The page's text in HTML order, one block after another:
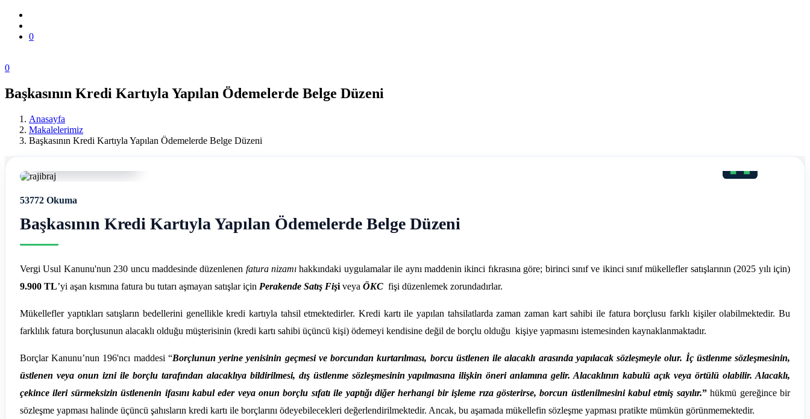
0
0
Zonguldak
Ereğli
Mali
Müşavir
Ferdi
Asım
Hellaç
Başkasının Kredi Kartıyla Yapılan Ödemelerde Belge Düzeni
Anasayfa
Makalelerimiz
Başkasının Kredi Kartıyla Yapılan Ödemelerde Belge Düzeni
53772 Okuma
Başkasının Kredi Kartıyla Yapılan Ödemelerde Belge Düzeni
Vergi Usul Kanunu'nun 230 uncu maddesinde düzenlenen fatura nizamı hakkındaki uygulamalar ile aynı maddenin ikinci fıkrasına göre; birinci sınıf ve ikinci sınıf mükellefler satışlarının (2025 yılı için)
9.900 TL’yi aşan kısmına fatura bu tutarı aşmayan satışlar için Perakende Satış Fişi veya ÖKC fişi düzenlemek zorundadırlar.
Mükellefler yaptıkları satışların bedellerini genellikle kredi kartıyla tahsil etmektedirler. Kredi kartı ile yapılan tahsilatlarda zaman zaman kart sahibi ile fatura borçlusu farklı kişiler olabilmektedir. Bu
farklılık fatura borçlusunun alacaklı olduğu müşterisinin (kredi kartı sahibi üçüncü kişi) ödemeyi kendisine değil de borçlu olduğu kişiye yapmasını istemesinden kaynaklanmaktadır.
Borçlar Kanunu’nun 196'ncı maddesi “Borçlunun yerine yenisinin geçmesi ve borcundan kurtarılması, borcu üstlenen ile alacaklı arasında yapılacak sözleşmeyle olur. İç üstlenme sözleşmesinin,
üstlenen veya onun izni ile borçlu tarafından alacaklıya bildirilmesi, dış üstlenme sözleşmesinin yapılmasına ilişkin öneri anlamına gelir. Alacaklının kabulü açık veya örtülü olabilir. Alacaklı,
çekince ileri sürmeksizin üstlenenin ifasını kabul eder veya onun borçlu sıfatı ile yaptığı diğer herhangi bir işleme rıza gösterirse, borcun üstlenilmesini kabul etmiş sayılır.”hükmü gereğince bir
sözleşme yapması halinde üçüncü şahısların kredi kartı ile borçlarını ödeyebilecekleri değerlendirilmektedir. Ancak, bu aşamada mükellefin sözleşme yapması pratikte mümkün görünmemektedir.